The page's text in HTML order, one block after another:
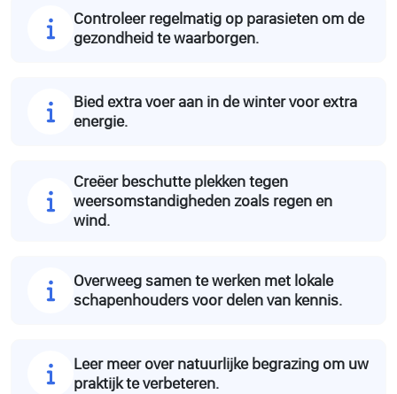
Controleer regelmatig op parasieten om de
gezondheid te waarborgen.
Bied extra voer aan in de winter voor extra
energie.
Creëer beschutte plekken tegen
weersomstandigheden zoals regen en
wind.
Overweeg samen te werken met lokale
schapenhouders voor delen van kennis.
Leer meer over natuurlijke begrazing om uw
praktijk te verbeteren.